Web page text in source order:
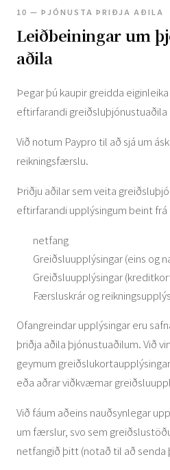
10 — ÞJÓNUSTA ÞRIÐJA AÐILA
Leiðbeiningar um
aðila
Þegar þú kaupir greidda
eftirfarandi greiðsluþjónustuaðila
Við notum Paypro til að sjá um
reikningsfærslu.
Þriðju aðilar sem veita
eftirfarandi upplýsingum beint frá
netfang
Greiðsluupplýsingar (eins og
Greiðsluupplýsingar
Færsluskrár og
Ofangreindar upplýsingar eru
þriðja aðila þjónustuaðilum. Við
geymum
eða aðrar viðkvæmar
Við fáum aðeins nauðsynlegar
um færslur, svo sem
netfangið þitt (notað til að senda